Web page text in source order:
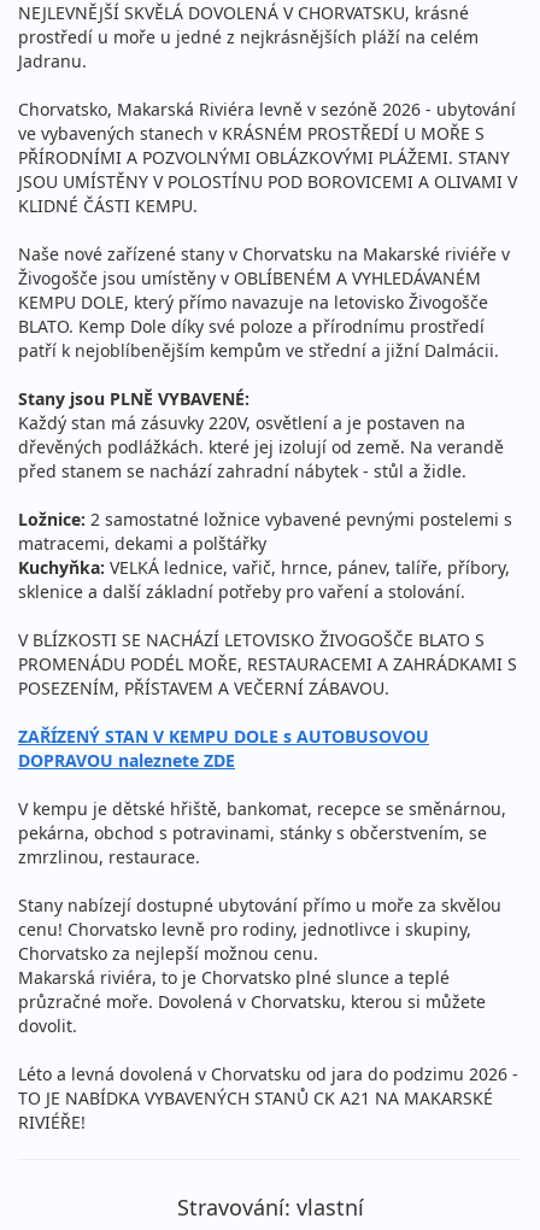
NEJLEVNĚJŠÍ SKVĚLÁ DOVOLENÁ V CHORVATSKU, krásné
prostředí u moře u jedné z nejkrásnějších pláží na celém
Jadranu.
Chorvatsko, Makarská Riviéra levně v sezóně 2026 - ubytování
ve vybavených stanech v KRÁSNÉM PROSTŘEDÍ U MOŘE S
PŘÍRODNÍMI A POZVOLNÝMI OBLÁZKOVÝMI PLÁŽEMI. STANY
JSOU UMÍSTĚNY V POLOSTÍNU POD BOROVICEMI A OLIVAMI V
KLIDNÉ ČÁSTI KEMPU.
Naše nové zařízené stany v Chorvatsku na Makarské riviéře v
Živogošče jsou umístěny v OBLÍBENÉM A VYHLEDÁVANÉM
KEMPU DOLE, který přímo navazuje na letovisko Živogošče
BLATO. Kemp Dole díky své poloze a přírodnímu prostředí
patří k nejoblíbenějším kempům ve střední a jižní Dalmácii.
Stany jsou PLNĚ VYBAVENÉ:
Každý stan má zásuvky 220V, osvětlení a je postaven na
dřevěných podlážkách. které jej izolují od země. Na verandě
před stanem se nachází zahradní nábytek - stůl a židle.
Ložnice: 2 samostatné ložnice vybavené pevnými postelemi s
matracemi, dekami a polštářky
Kuchyňka: VELKÁ lednice, vařič, hrnce, pánev, talíře, příbory,
sklenice a další základní potřeby pro vaření a stolování.
V BLÍZKOSTI SE NACHÁZÍ LETOVISKO ŽIVOGOŠČE BLATO S
PROMENÁDU PODÉL MOŘE, RESTAURACEMI A ZAHRÁDKAMI S
POSEZENÍM, PŘÍSTAVEM A VEČERNÍ ZÁBAVOU.
ZAŘÍZENÝ STAN V KEMPU DOLE s AUTOBUSOVOU
DOPRAVOU naleznete ZDE
V kempu je dětské hřiště, bankomat, recepce se směnárnou,
pekárna, obchod s potravinami, stánky s občerstvením, se
zmrzlinou, restaurace.
Stany nabízejí dostupné ubytování přímo u moře za skvělou
cenu! Chorvatsko levně pro rodiny, jednotlivce i skupiny,
Chorvatsko za nejlepší možnou cenu.
Makarská riviéra, to je Chorvatsko plné slunce a teplé
průzračné moře. Dovolená v Chorvatsku, kterou si můžete
dovolit.
Léto a levná dovolená v Chorvatsku od jara do podzimu 2026 -
TO JE NABÍDKA VYBAVENÝCH STANŮ CK A21 NA MAKARSKÉ
RIVIÉŘE!
Stravování: vlastní